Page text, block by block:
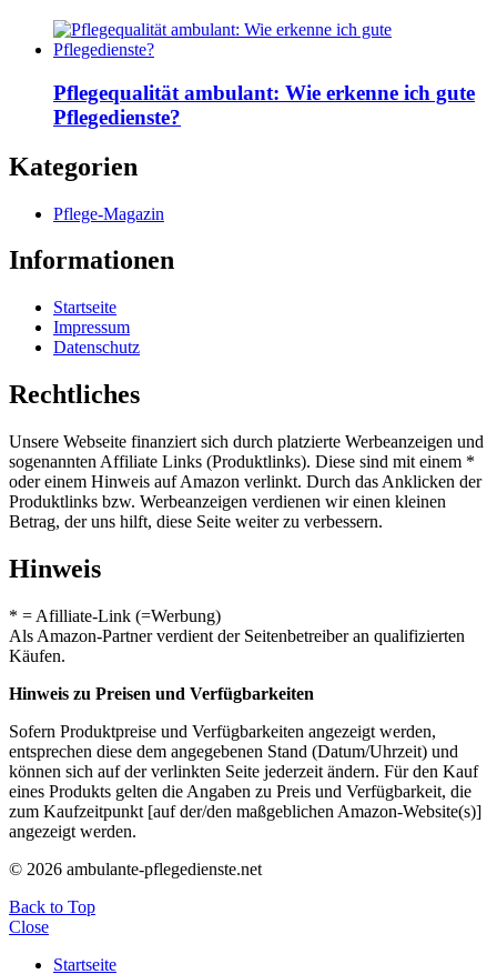
Pflegequalität ambulant: Wie erkenne ich gute
Pflegedienste?
Kategorien
Pflege-Magazin
Informationen
Startseite
Impressum
Datenschutz
Rechtliches
Unsere Webseite finanziert sich durch platzierte Werbeanzeigen und
sogenannten Affiliate Links (Produktlinks). Diese sind mit einem *
oder einem Hinweis auf Amazon verlinkt. Durch das Anklicken der
Produktlinks bzw. Werbeanzeigen verdienen wir einen kleinen
Betrag, der uns hilft, diese Seite weiter zu verbessern.
Hinweis
* = Afilliate-Link (=Werbung)
Als Amazon-Partner verdient der Seitenbetreiber an qualifizierten
Käufen.
Hinweis zu Preisen und Verfügbarkeiten
Sofern Produktpreise und Verfügbarkeiten angezeigt werden,
entsprechen diese dem angegebenen Stand (Datum/Uhrzeit) und
können sich auf der verlinkten Seite jederzeit ändern. Für den Kauf
eines Produkts gelten die Angaben zu Preis und Verfügbarkeit, die
zum Kaufzeitpunkt [auf der/den maßgeblichen Amazon-Website(s)]
angezeigt werden.
© 2026 ambulante-pflegedienste.net
Back to Top
Close
Startseite